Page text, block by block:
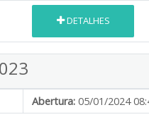
DETALHES
Abertura: 05/01/2024